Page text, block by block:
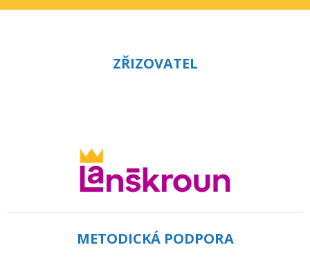
ZŘIZOVATEL
METODICKÁ PODPORA